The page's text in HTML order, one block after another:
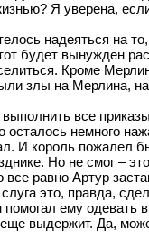
Я уверена,
надеяться на
будет вынужден
Кроме
злы на Мерлина,
все
немного
И король пожалел
Но не смог –
равно Артур
это, правда,
ему
выдержит. Да,